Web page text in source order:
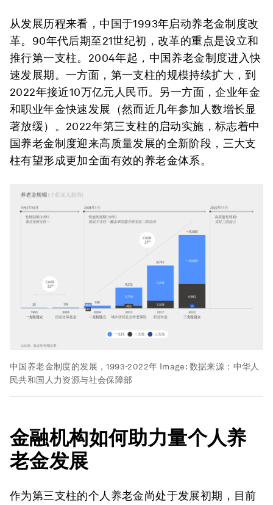
从发展历程来看，中国于1993年启动养老金制度改
革。90年代后期至21世纪初，改革的重点是设立和
推行第一支柱。2004年起，中国养老金制度进入快
速发展期。一方面，第一支柱的规模持续扩大，到
2022年接近10万亿元人民币。另一方面，企业年金
和职业年金快速发展（然而近几年参加人数增长显
著放缓）。2022年第三支柱的启动实施，标志着中
国养老金制度迎来高质量发展的全新阶段，三大支
柱有望形成更加全面有效的养老金体系。
中国养老金制度的发展，1993-2022年 Image: 数据来源：中华人
民共和国人力资源与社会保障部
金融机构如何助力量个人养
老金发展
作为第三支柱的个人养老金尚处于发展初期，目前